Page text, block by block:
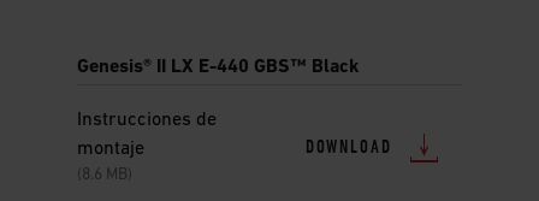
Genesis® II LX E-440 GBS™ Black
Instrucciones de
montaje
(8.6 MB)
DOWNLOAD